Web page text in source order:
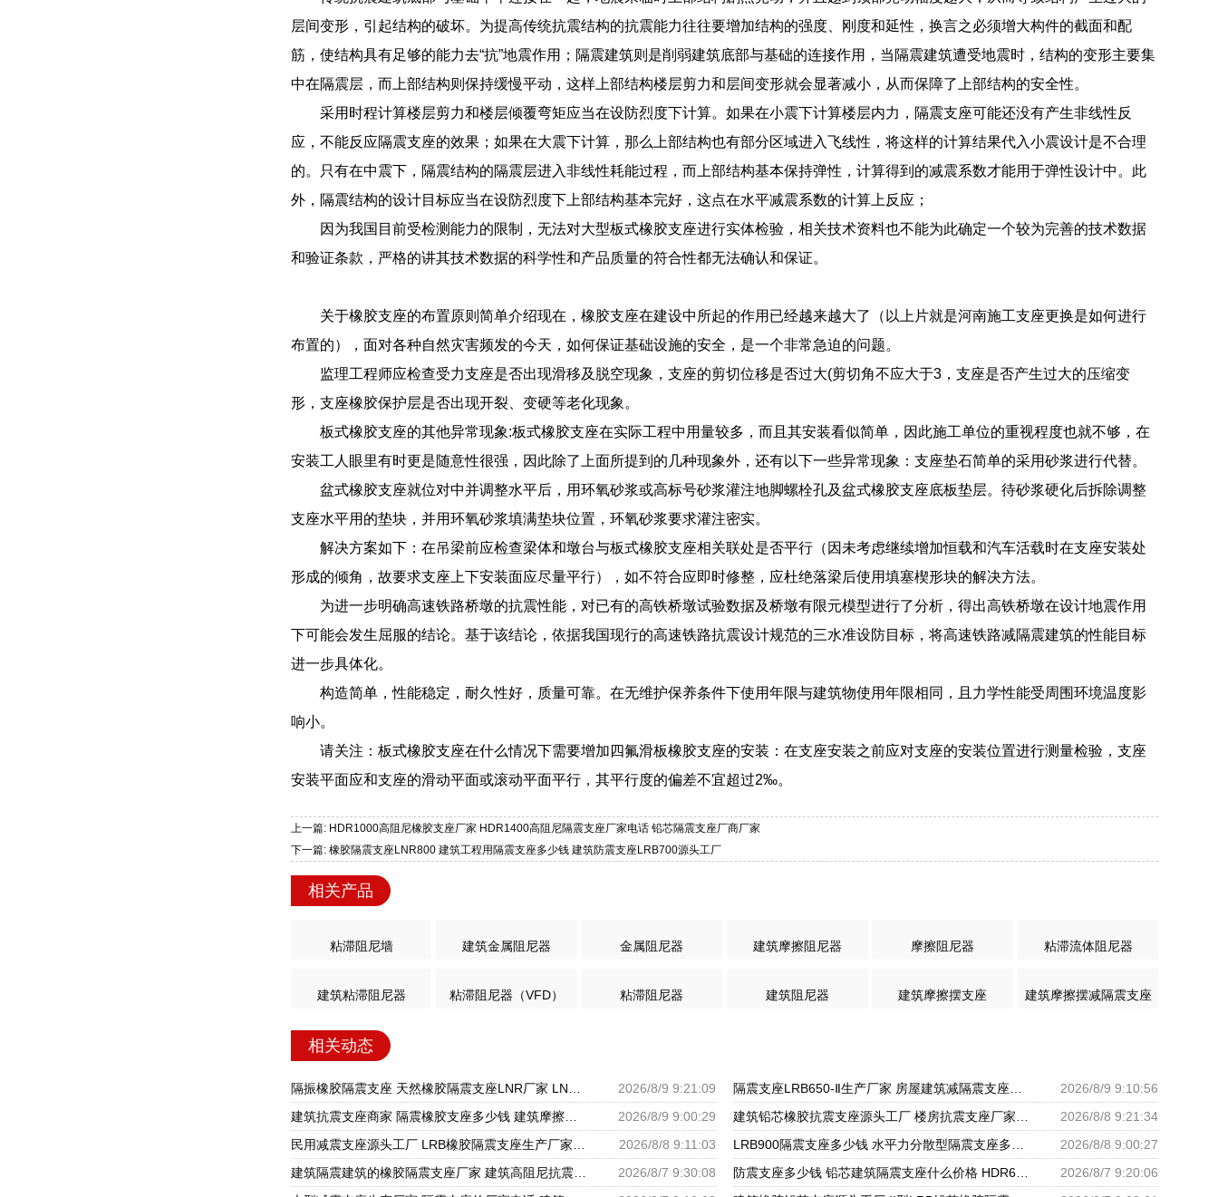
层间变形，引起结构的破坏。为提高传统抗震结构的抗震能力往往要增加结构的强度、刚度和延性，换言之必须增大构件的截面和配
筋，使结构具有足够的能力去“抗”地震作用；隔震建筑则是削弱建筑底部与基础的连接作用，当隔震建筑遭受地震时，结构的变形主要集
中在隔震层，而上部结构则保持缓慢平动，这样上部结构楼层剪力和层间变形就会显著减小，从而保障了上部结构的安全性。
采用时程计算楼层剪力和楼层倾覆弯矩应当在设防烈度下计算。如果在小震下计算楼层内力，隔震支座可能还没有产生非线性反
应，不能反应隔震支座的效果；如果在大震下计算，那么上部结构也有部分区域进入飞线性，将这样的计算结果代入小震设计是不合理
的。只有在中震下，隔震结构的隔震层进入非线性耗能过程，而上部结构基本保持弹性，计算得到的减震系数才能用于弹性设计中。此
外，隔震结构的设计目标应当在设防烈度下上部结构基本完好，这点在水平减震系数的计算上反应；
因为我国目前受检测能力的限制，无法对大型板式橡胶支座进行实体检验，相关技术资料也不能为此确定一个较为完善的技术数据
和验证条款，严格的讲其技术数据的科学性和产品质量的符合性都无法确认和保证。
关于橡胶支座的布置原则简单介绍现在，橡胶支座在建设中所起的作用已经越来越大了（以上片就是河南施工支座更换是如何进行
布置的），面对各种自然灾害频发的今天，如何保证基础设施的安全，是一个非常急迫的问题。
监理工程师应检查受力支座是否出现滑移及脱空现象，支座的剪切位移是否过大(剪切角不应大于3，支座是否产生过大的压缩变
形，支座橡胶保护层是否出现开裂、变硬等老化现象。
板式橡胶支座的其他异常现象:板式橡胶支座在实际工程中用量较多，而且其安装看似简单，因此施工单位的重视程度也就不够，在
安装工人眼里有时更是随意性很强，因此除了上面所提到的几种现象外，还有以下一些异常现象：支座垫石简单的采用砂浆进行代替。
盆式橡胶支座就位对中并调整水平后，用环氧砂浆或高标号砂浆灌注地脚螺栓孔及盆式橡胶支座底板垫层。待砂浆硬化后拆除调整
支座水平用的垫块，并用环氧砂浆填满垫块位置，环氧砂浆要求灌注密实。
解决方案如下：在吊梁前应检查梁体和墩台与板式橡胶支座相关联处是否平行（因未考虑继续增加恒载和汽车活载时在支座安装处
形成的倾角，故要求支座上下安装面应尽量平行），如不符合应即时修整，应杜绝落梁后使用填塞楔形块的解决方法。
为进一步明确高速铁路桥墩的抗震性能，对已有的高铁桥墩试验数据及桥墩有限元模型进行了分析，得出高铁桥墩在设计地震作用
下可能会发生屈服的结论。基于该结论，依据我国现行的高速铁路抗震设计规范的三水准设防目标，将高速铁路减隔震建筑的性能目标
进一步具体化。
构造简单，性能稳定，耐久性好，质量可靠。在无维护保养条件下使用年限与建筑物使用年限相同，且力学性能受周围环境温度影
响小。
请关注：板式橡胶支座在什么情况下需要增加四氟滑板橡胶支座的安装：在支座安装之前应对支座的安装位置进行测量检验，支座
安装平面应和支座的滑动平面或滚动平面平行，其平行度的偏差不宜超过2‰。
上一篇: HDR1000高阻尼橡胶支座厂家 HDR1400高阻尼隔震支座厂家电话 铅芯隔震支座厂商厂家
下一篇: 橡胶隔震支座LNR800 建筑工程用隔震支座多少钱 建筑防震支座LRB700源头工厂
相关产品
粘滞阻尼墙 建筑金属阻尼器 金属阻尼器 建筑摩擦阻尼器 摩擦阻尼器 粘滞流体阻尼器
建筑粘滞阻尼器 粘滞阻尼器（VFD） 粘滞阻尼器 建筑阻尼器 建筑摩擦摆支座 建筑摩擦摆减隔震支座
相关动态
2026/8/9 9:21:09
2026/8/9 9:10:56
建筑抗震支座商家 隔震橡胶支座多少钱 建筑摩擦隔震支座生产厂家一套厂家
2026/8/9 9:00:29
2026/8/8 9:21:34
2026/8/8 9:11:03
2026/8/8 9:00:27
建筑隔震建筑的橡胶隔震支座厂家 建筑高阻尼抗震支座厂家 隔震支座LNR700源头工厂
2026/8/7 9:30:08
2026/8/7 9:20:06